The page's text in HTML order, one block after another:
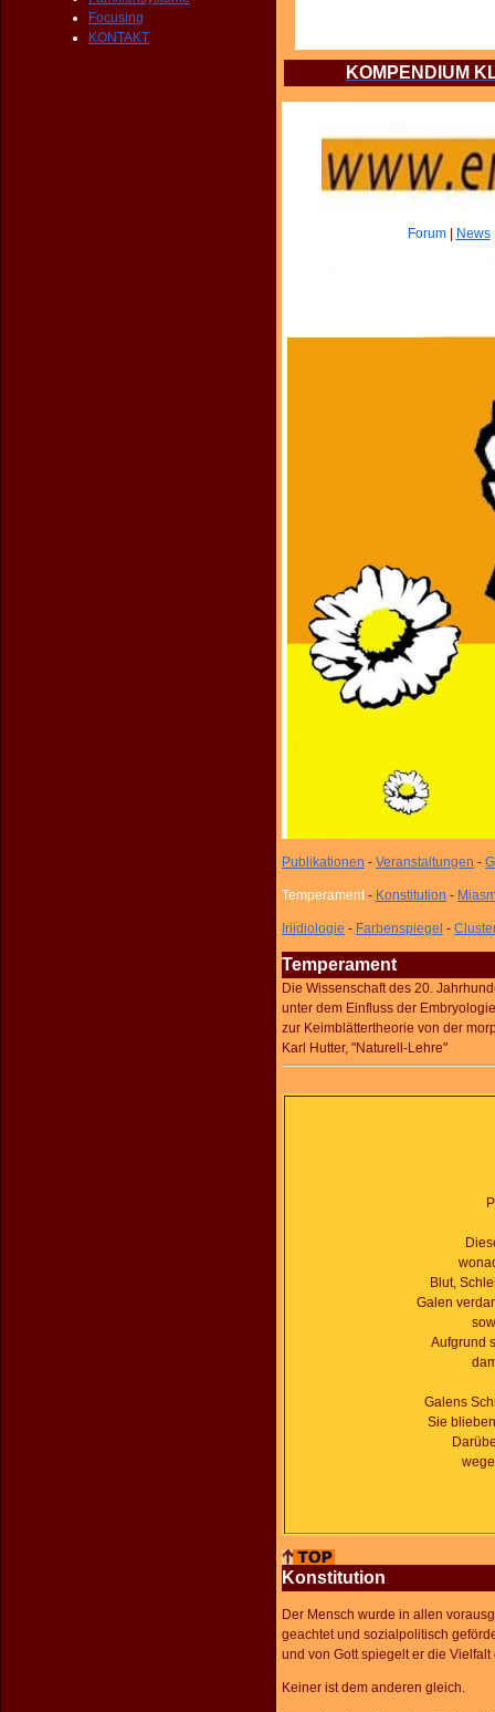
Focusing
KONTAKT
KOMPENDIUM
Forum| News
Publikationen - Veranstaltungen -
Temperament - Konstitution -
Iriidiologie - Farbenspiegel -
Temperament
Die Wissenschaft des 20.
unter dem Einfluss der
zur Keimblättertheorie von der
Karl Hutter, "Naturell-Lehre"
Blut,
Galen
Aufgrund
Galens
Sie
Konstitution
Der Mensch wurde in allen
geachtet und sozialpolitisch
und von Gott spiegelt er die
Keiner ist dem anderen gleich.